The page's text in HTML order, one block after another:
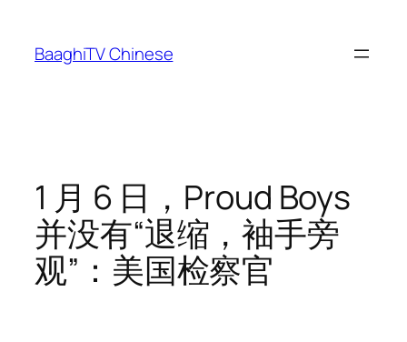
content
BaaghiTV Chinese
1 月 6 日，Proud Boys
并没有“退缩，袖手旁
观”：美国检察官